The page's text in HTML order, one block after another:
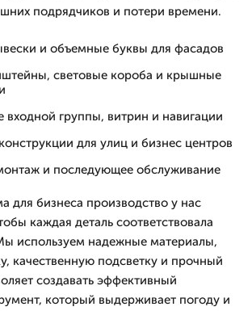
подрядчиков и потери времени.
и объемные буквы для фасадов
световые короба и крышные
группы, витрин и навигации
для улиц и бизнес центров
и последующее обслуживание
для бизнеса производство у нас
каждая деталь соответствовала
используем надежные материалы,
качественную подсветку и прочный
создавать эффективный
который выдерживает погоду и